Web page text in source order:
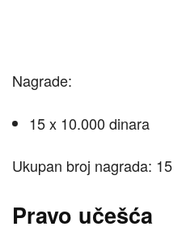
Nagrade:
15 x 10.000 dinara
Ukupan broj nagrada: 15
Pravo učešća